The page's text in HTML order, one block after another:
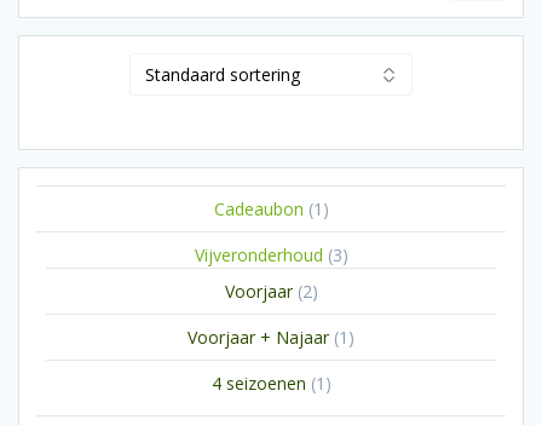
Cadeaubon 1 1
product
Vijveronderhoud 33
Voorjaar 22
producten
Voorjaar + Najaar 1 1
product
4 seizoenen 1 1